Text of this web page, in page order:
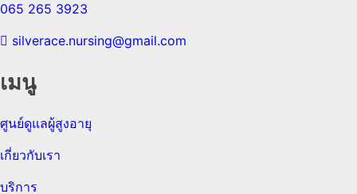
065 265 3923
silverace.nursing@gmail.com
เมนู
ศูนย์ดูแลผู้สูงอายุ
เกี่ยวกับเรา
บริการ